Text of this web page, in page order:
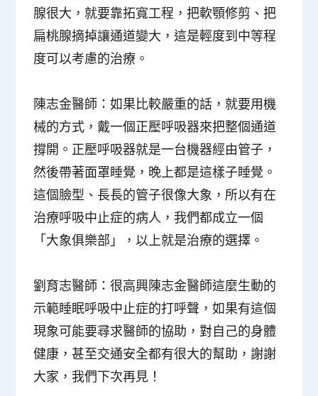
腺很大，就要靠拓寬工程，把軟顎修剪、把
扁桃腺摘掉讓通道變大，這是輕度到中等程
度可以考慮的治療。
陳志金醫師 ：如果比較嚴重的話，就要用機
械的方式，戴一個正壓呼吸器來把整個通道
撐開。正壓呼吸器就是一台機器經由管子，
然後帶著面罩睡覺，晚上都是這樣子睡覺。
這個臉型、長長的管子很像大象，所以有在
治療呼吸中止症的病人，我們都成立一個
「大象俱樂部」，以上就是治療的選擇。
劉育志醫師 ：很高興陳志金醫師這麼生動的
示範睡眠呼吸中止症的打呼聲，如果有這個
現象可能要尋求醫師的協助，對自己的身體
健康，甚至交通安全都有很大的幫助，謝謝
大家，我們下次再見！